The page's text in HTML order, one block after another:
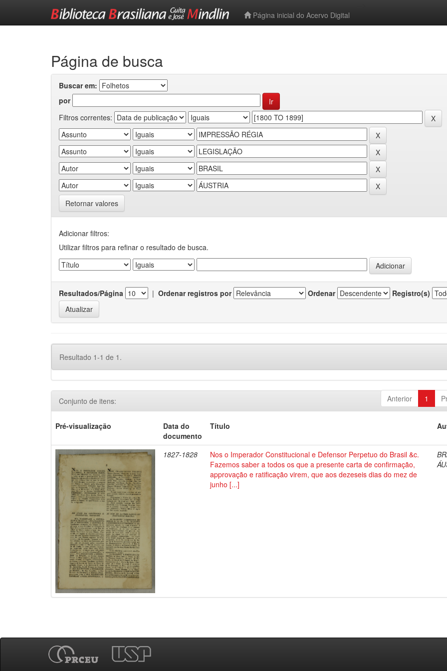
Página inicial do Acervo Digital
Página de busca
Buscar em:
por
Filtros correntes:
Retornar valores
Adicionar filtros:
Utilizar filtros para refinar o resultado de busca.
Resultados/Página | Ordenar registros por Ordenar Registro(s)
Resultado 1-1 de 1.
Anterior 1
Conjunto de itens:
Pré-visualização
Data do
documento
Título
1827-1828
Nos o Imperador Constitucional e Defensor Perpetuo do Brasil &c.
Fazemos saber a todos os que a presente carta de confirmação,
approvação e ratificação virem, que aos dezeseis dias do mez de
junho [...]